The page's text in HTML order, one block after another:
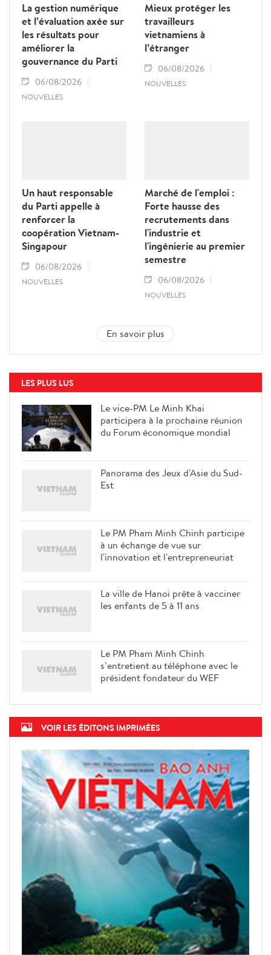
La gestion numérique
et l’évaluation axée sur
les résultats pour
améliorer la
gouvernance du Parti
06/08/2026
NOUVELLES
Mieux protéger les
travailleurs
vietnamiens à
l’étranger
06/08/2026
NOUVELLES
Un haut responsable
du Parti appelle à
renforcer la
coopération Vietnam-
Singapour
06/08/2026
NOUVELLES
Marché de l'emploi :
Forte hausse des
recrutements dans
l'industrie et
l'ingénierie au premier
semestre
06/08/2026
NOUVELLES
En savoir plus
LES PLUS LUS
Le vice-PM Le Minh Khai
participera à la prochaine réunion
du Forum économique mondial
Panorama des Jeux d'Asie du Sud-
Est
Le PM Pham Minh Chinh participe
à un échange de vue sur
l'innovation et l'entrepreneuriat
La ville de Hanoi prête à vacciner
les enfants de 5 à 11 ans
Le PM Pham Minh Chinh
s’entretient au téléphone avec le
président fondateur du WEF
VOIR LES ÉDITONS IMPRIMÉES